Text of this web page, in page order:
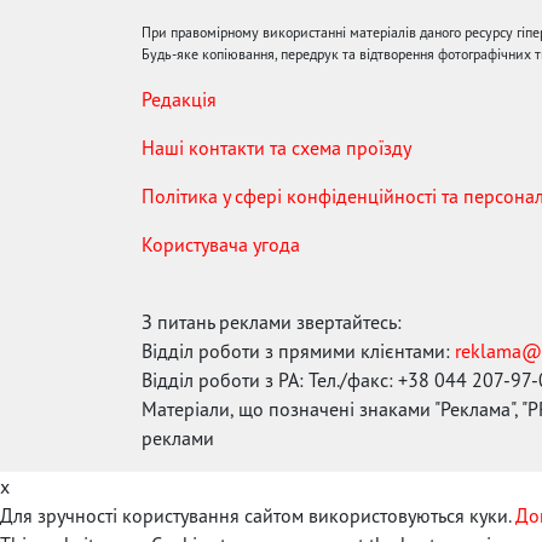
При правомірному використанні матеріалів даного ресурсу
Будь-яке копіювання, передрук та відтворення фотографічних
Редакція
Наші контакти та схема проїзду
Політика у сфері конфіденційності та
Користувача угода
З питань реклами звертайтесь:
Відділ роботи з прямими клієнтами:
Відділ роботи з РА: Тел./факс: +38 044 207-
Матеріали, що позначені знаками "Реклама",
реклами
x
Для зручності користування сайтом використовуються куки.